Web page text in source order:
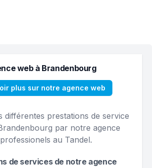
web à Brandenbourg
plus sur notre agence web
différentes prestations de service
par notre agence
au Tandel.
de services de notre agence